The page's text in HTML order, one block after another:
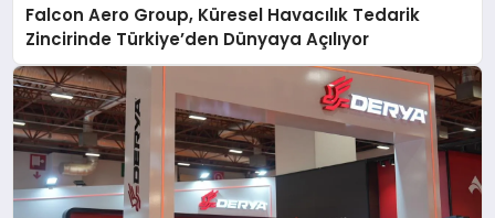
Falcon Aero Group, Küresel Havacılık Tedarik
Zincirinde Türkiye’den Dünyaya Açılıyor